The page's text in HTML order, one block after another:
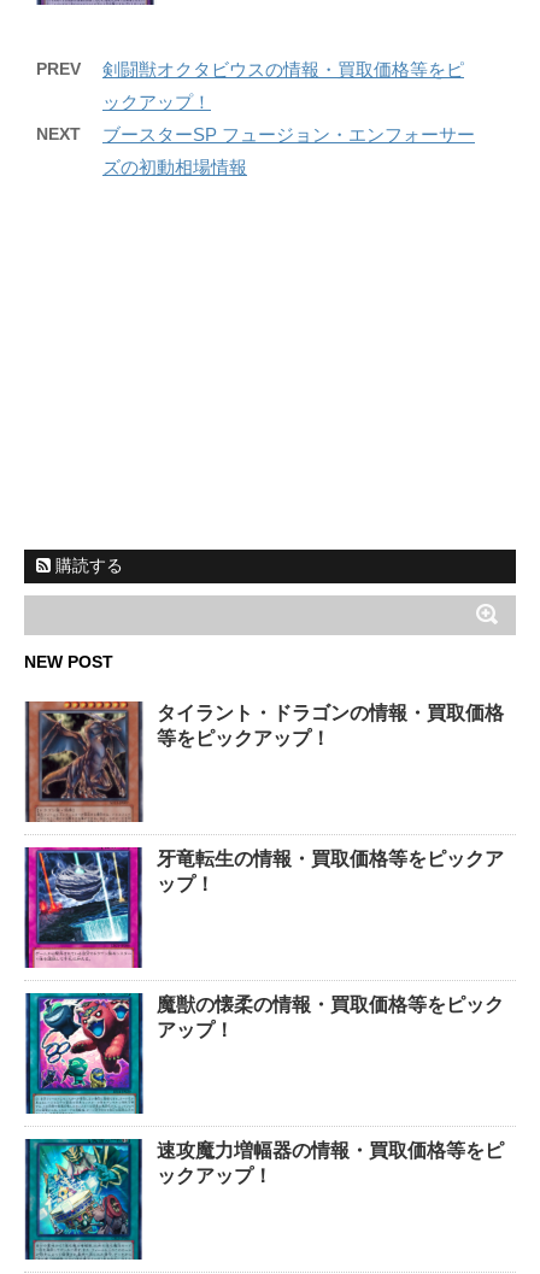
PREV
剣闘獣オクタビウスの情報・買取価格等をピ
ックアップ！
NEXT
ブースターSP フュージョン・エンフォーサー
ズの初動相場情報
購読する
NEW POST
タイラント・ドラゴンの情報・買取価格
等をピックアップ！
牙竜転生の情報・買取価格等をピックア
ップ！
魔獣の懐柔の情報・買取価格等をピック
アップ！
速攻魔力増幅器の情報・買取価格等をピ
ックアップ！